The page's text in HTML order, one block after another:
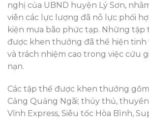
nghị của UBND huyện Lý Sơn,
viên các lực lượng đã nỗ lực phối
kiện mưa bão phức tạp. Những tập
được khen thưởng đã thể hiện tinh
và trách nhiệm cao trong việc cứu
nạn.
Các tập thể được khen thưởng
Cảng Quảng Ngãi; thủy thủ,
Vĩnh Express, Siêu tốc Hòa Bình,